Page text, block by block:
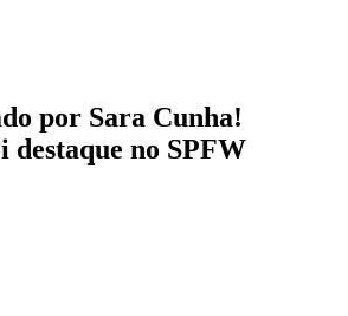
por Sara Cunha!
destaque no SPFW